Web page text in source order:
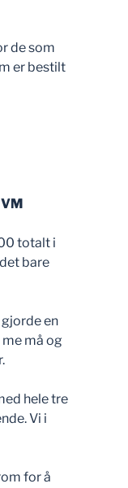
de som
er bestilt
totalt i
bare
en
må og
hele tre
Vi i
for å